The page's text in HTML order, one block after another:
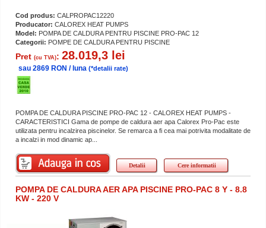
Cod produs: CALPROPAC12220
Producator: CALOREX HEAT PUMPS
Model: POMPA DE CALDURA PENTRU PISCINE PRO-PAC 12
Categorii: POMPE DE CALDURA PENTRU PISCINE
Pret (cu TVA): 28.019,3 lei
sau 2869 RON / luna (*detalii rate)
POMPA DE CALDURA PISCINE PRO-PAC 12 - CALOREX HEAT PUMPS -
CARACTERISTICI Gama de pompe de caldura aer apa Calorex Pro-Pac este
utilizata pentru incalzirea piscinelor. Se remarca a fi cea mai potrivita modalitate de
a incalzi in mod dinamic ap...
Detalii Cere informatii
POMPA DE CALDURA AER APA PISCINE PRO-PAC 8 Y - 8.8
KW - 220 V